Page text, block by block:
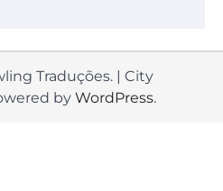
Traduções. | City
by WordPress.